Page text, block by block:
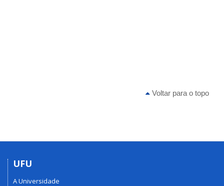
Voltar para o topo
UFU
A Universidade